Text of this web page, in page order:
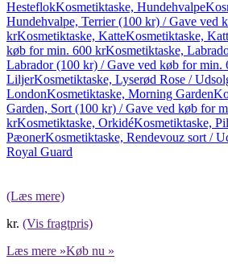
HesteflokKosmetiktaske, Hundehvalpe
Hundehvalpe, Terrier (100 kr) / Gave ved
krKosmetiktaske, KatteKosmetiktaske,
køb for min. 600 krKosmetiktaske,
Labrador (100 kr) / Gave ved køb for min.
LiljerKosmetiktaske, Lyserød Rose /
LondonKosmetiktaske, Morning Garden
Garden, Sort (100 kr) / Gave ved køb for
krKosmetiktaske, OrkidéKosmetiktaske,
PæonerKosmetiktaske, Rendevouz sort /
Royal Guard
(Læs mere)
kr. (Vis fragtpris)
Læs mere »Køb nu »